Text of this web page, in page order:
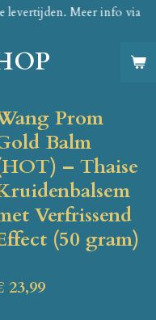
levertijden. Meer info via
Prom
Balm
– Thaise
Verfrissend
(50 gram)
23,99